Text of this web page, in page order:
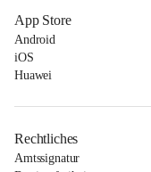
App Store
Android
iOS
Huawei
Rechtliches
Amtssignatur